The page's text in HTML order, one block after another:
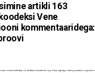
artikli 163
Vene
kommentaaridega: